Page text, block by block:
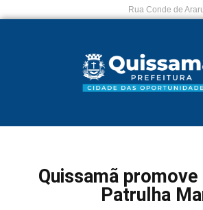
Rua Conde de
Quissamã
Patrulha